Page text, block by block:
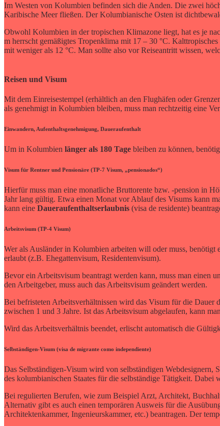
Im Westen von Kolumbien befinden sich die Anden. Die zwei
Karibische Meer fließen. Der Kolumbianische Osten ist
Obwohl Kolumbien in der tropischen Klimazone liegt, hat es je
m herrscht gemäßigtes Tropenklima mit 17 – 30 °C.
mit weniger als 12 °C. Man sollte also vor Reiseantritt wissen,
Reisen und Visum
Mit dem Einreisestempel (erhältlich an den Flughäfen oder
als genehmigt in Kolumbien bleiben, muss man rechtzeitig eine
Einwandern, Aufenthaltsgenehmigung, Daueraufenthalt
Um in Kolumbien länger als 180 Tage bleiben zu können,
Visum für Rentner und Pensionäre (TP-7 Visum, „pensionados“)
Hierfür muss man eine monatliche Bruttorente bzw. -pension in
Jahr lang gültig. Etwa einen Monat vor Ablauf des Visums kann
kann eine Daueraufenthaltserlaubnis (visa de residente)
Arbeitsvisum (TP-4 Visum)
Wer als Ausländer in Kolumbien arbeiten will oder muss,
erlaubt (z.B. Ehegattenvisum, Residentenvisum).
Bevor ein Arbeitsvisum beantragt werden kann, muss man einen
den Arbeitgeber, muss auch das Arbeitsvisum geändert werden.
Bei befristeten Arbeitsverhältnissen wird das Visum für die Dauer
zwischen 1 und 3 Jahre. Ist das Arbeitsvisum abgelaufen, kann
Wird das Arbeitsverhältnis beendet, erlischt automatisch die
Selbständigen-Visum (visa de migrante como independiente)
Das Selbständigen-Visum wird von selbständigen
des kolumbianischen Staates für die selbständige Tätigkeit.
Bei regulierten Berufen, wie zum Beispiel Arzt, Architekt,
Alternativ gibt es auch einen temporären Ausweis für die
Architektenkammer, Ingenieurskammer, etc.) beantragen. Der